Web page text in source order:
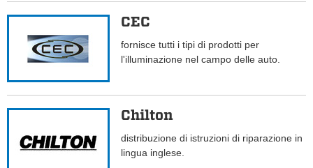
CEC
fornisce tutti i tipi di prodotti per
l'illuminazione nel campo delle auto.
Chilton
distribuzione di istruzioni di riparazione in
lingua inglese.